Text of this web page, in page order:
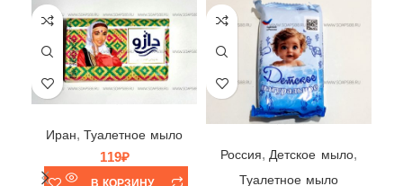
Иран, Туалетное мыло
119₽
В КОРЗИНУ
Россия, Детское мыло,
Туалетное мыло